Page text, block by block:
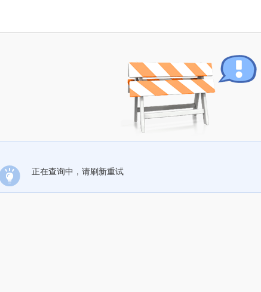
正在查询中，请刷新重试